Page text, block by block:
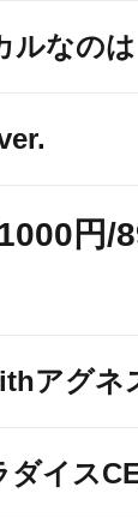
ルなのは
円/
アグネ
ダイス